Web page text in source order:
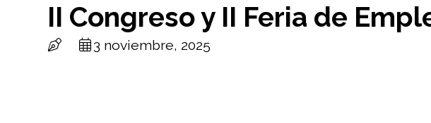
II Congreso y II Feria de
3 noviembre, 2025